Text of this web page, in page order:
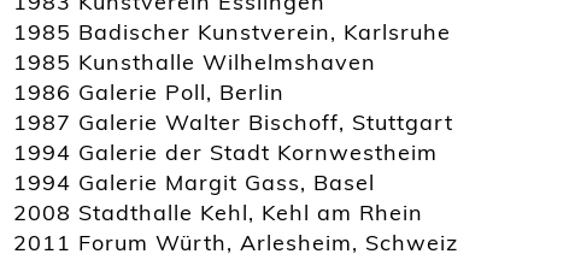
1985 Badischer Kunstverein, Karlsruhe
1985 Kunsthalle Wilhelmshaven
1986 Galerie Poll, Berlin
1987 Galerie Walter Bischoff, Stuttgart
1994 Galerie der Stadt Kornwestheim
1994 Galerie Margit Gass, Basel
2008 Stadthalle Kehl, Kehl am Rhein
2011 Forum Würth, Arlesheim, Schweiz